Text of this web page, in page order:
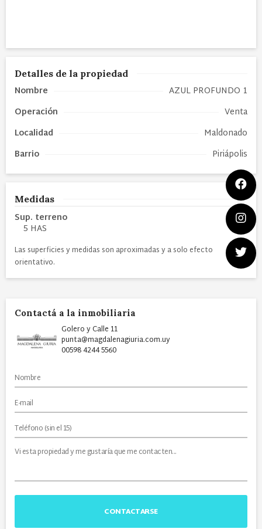
Detalles de la propiedad
Nombre
AZUL PROFUNDO 1
Operación
Venta
Localidad
Maldonado
Barrio
Piriápolis
Medidas
Sup. terreno
5 HAS
Las superficies y medidas son aproximadas y a solo efecto
orientativo.
Contactá a la inmobiliaria
Golero y Calle 11
punta@magdalenagiuria.com.uy
00598 4244 5560
CONTACTARSE